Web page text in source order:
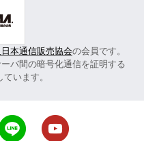
本通信販売協会の会員です。
バ間の暗号化通信を証明する
います。